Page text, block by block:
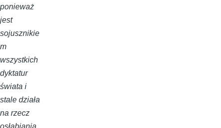
ponieważ
jest
sojusznikie
m
wszystkich
dyktatur
świata i
stale działa
na rzecz